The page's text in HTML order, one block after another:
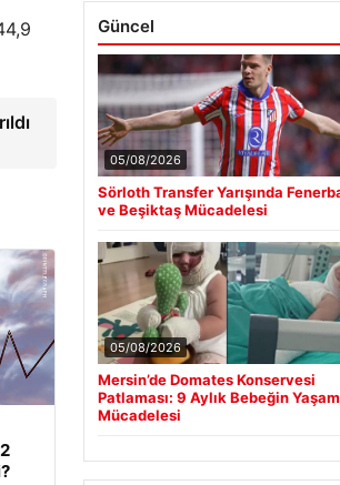
Güncel
05/08/2026
Sörloth Transfer Yarışında
ve Beşiktaş Mücadelesi
05/08/2026
Mersin’de Domates Konservesi
Patlaması: 9 Aylık Bebeğin Yaşam
Mücadelesi